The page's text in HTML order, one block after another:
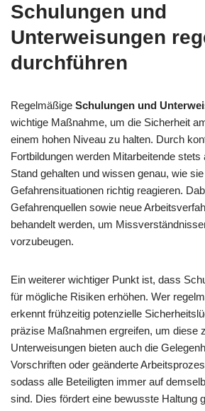
Schulungen und
Unterweisungen
durchführen
Regelmäßige Schulungen und
wichtige Maßnahme, um die Sicherheit
einem hohen Niveau zu halten. Durch
Fortbildungen werden Mitarbeitende stets
Stand gehalten und wissen genau, wie
Gefahrensituationen richtig reagieren.
Gefahrenquellen sowie neue
behandelt werden, um
vorzubeugen.
Ein weiterer wichtiger Punkt ist, dass
für mögliche Risiken erhöhen. Wer
erkennt frühzeitig potenzielle
präzise Maßnahmen ergreifen, um diese
Unterweisungen bieten auch die
Vorschriften oder geänderte
sodass alle Beteiligten immer auf
sind. Dies fördert eine bewusste Haltung